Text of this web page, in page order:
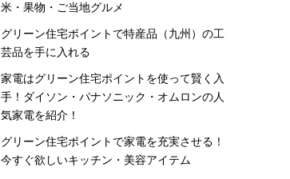
米・果物・ご当地グルメ
グリーン住宅ポイントで特産品（九州）の工
芸品を手に入れる
家電はグリーン住宅ポイントを使って賢く入
手！ダイソン・パナソニック・オムロンの人
気家電を紹介！
グリーン住宅ポイントで家電を充実させる！
今すぐ欲しいキッチン・美容アイテム